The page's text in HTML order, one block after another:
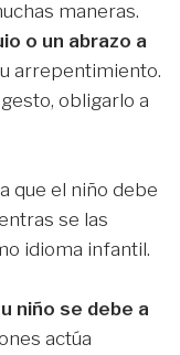
maneras.
o un abrazo a
arrepentimiento.
obligarlo a
que el niño debe
se las
idioma infantil.
niño se debe a
actúa